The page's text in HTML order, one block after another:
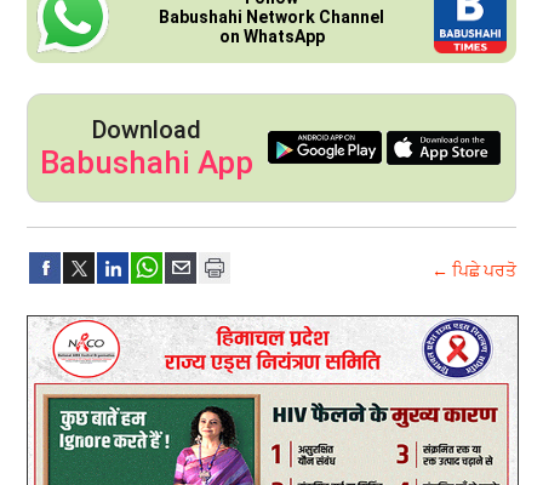
Babushahi Network Channel
on WhatsApp
Download
Babushahi App
← ਪਿਛੇ ਪਰਤੋ